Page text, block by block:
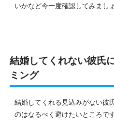
いかなど今一度確認してみましょ
結婚してくれない彼氏
ミング
結婚してくれる見込みがない彼
のはなるべく避けたいところです